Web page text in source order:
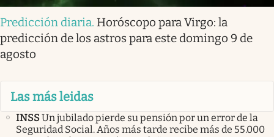
Predicción diaria. Horóscopo para Virgo: la
predicción de los astros para este domingo 9 de
agosto
Las más leidas
INSSUn jubilado pierde su pensión por un error de la
Seguridad Social. Años más tarde recibe más de 55.000